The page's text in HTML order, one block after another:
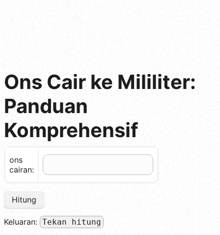
Ons Cair ke Mililiter:
Panduan
Komprehensif
ons
cairan:
Hitung
Keluaran: Tekan hitung